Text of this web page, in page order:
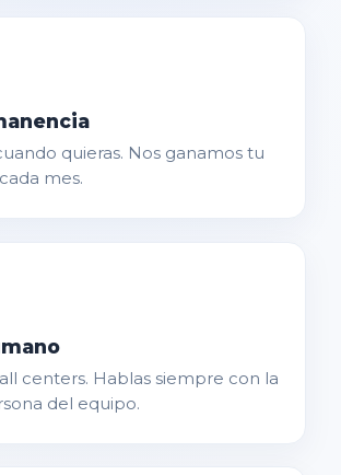
quieras. Nos ganamos tu
mes.
centers. Hablas siempre con la
del equipo.